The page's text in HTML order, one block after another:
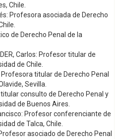
Chile.
Profesora asociada de Derecho
de Derecho Penal de la
Carlos: Profesor titular de
de Chile.
Profesora titular de Derecho Penal
Sevilla.
consulto de Derecho Penal y
de Buenos Aires.
Profesor conferenciante de
de Talca, Chile.
asociado de Derecho Penal